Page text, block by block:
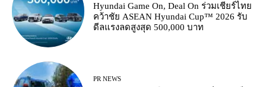
Hyundai Game On, Deal On ร่วมเชียร์ไทย
คว้าชัย ASEAN Hyundai Cup™ 2026 รับ
ดีลแรงลดสูงสุด 500,000 บาท
PR NEWS